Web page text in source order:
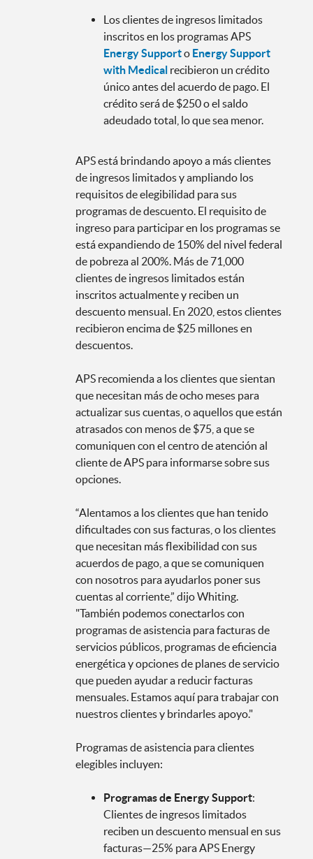
Los clientes de ingresos limitados
inscritos en los programas APS
Energy Supporto Energy Support
with Medical recibieron un crédito
único antes del acuerdo de pago. El
crédito será de $250 o el saldo
adeudado total, lo que sea menor.
APS está brindando apoyo a más clientes
de ingresos limitados y ampliando los
requisitos de elegibilidad para sus
programas de descuento. El requisito de
ingreso para participar en los programas se
está expandiendo de 150% del nivel federal
de pobreza al 200%. Más de 71,000
clientes de ingresos limitados están
inscritos actualmente y reciben un
descuento mensual. En 2020, estos clientes
recibieron encima de $25 millones en
descuentos.
APS recomienda a los clientes que sientan
que necesitan más de ocho meses para
actualizar sus cuentas, o aquellos que están
atrasados con menos de $75, a que se
comuniquen con el centro de atención al
cliente de APS para informarse sobre sus
opciones.
“Alentamos a los clientes que han tenido
dificultades con sus facturas, o los clientes
que necesitan más flexibilidad con sus
acuerdos de pago, a que se comuniquen
con nosotros para ayudarlos poner sus
cuentas al corriente,” dijo Whiting.
"También podemos conectarlos con
programas de asistencia para facturas de
servicios públicos, programas de eficiencia
energética y opciones de planes de servicio
que pueden ayudar a reducir facturas
mensuales. Estamos aquí para trabajar con
nuestros clientes y brindarles apoyo."
Programas de asistencia para clientes
elegibles incluyen:
Programas de Energy Support:
Clientes de ingresos limitados
reciben un descuento mensual en sus
facturas—25% para APS Energy